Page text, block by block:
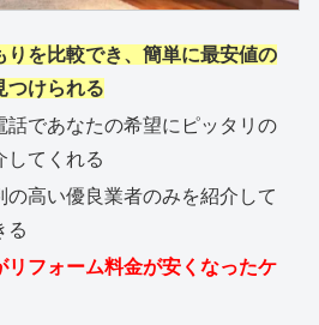
りを比較でき、簡単に最安値の
つけられる
話であなたの希望にピッタリの
してくれる
の高い優良業者のみを紹介して
る
リフォーム料金が安くなったケ